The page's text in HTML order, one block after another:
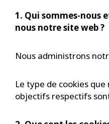
1. Qui sommes-nous
nous notre site web ?
Nous administrons
Le type de cookies
objectifs respectifs